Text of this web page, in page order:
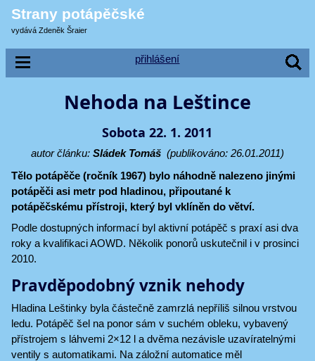
Strany potápěčské
vydává Zdeněk Šraier
přihlášení
Nehoda na Leštince
Sobota 22. 1. 2011
autor článku: Sládek Tomáš(publikováno: 26.01.2011)
Tělo potápěče (ročník 1967) bylo náhodně nalezeno jinými
potápěči asi metr pod hladinou, připoutané k
potápěčskému přístroji, který byl vklíněn do větví.
Podle dostupných informací byl aktivní potápěč s praxí asi dva
roky a kvalifikaci AOWD. Několik ponorů uskutečnil i v prosinci
2010.
Pravděpodobný vznik nehody
Hladina Leštinky byla částečně zamrzlá nepříliš silnou vrstvou
ledu. Potápěč šel na ponor sám v suchém obleku, vybavený
přístrojem s láhvemi 2×12 l a dvěma nezávisle uzavíratelnými
ventily s automatikami. Na záložní automatice měl